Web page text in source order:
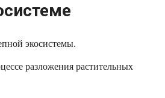
экосистемы.
разложения растительных